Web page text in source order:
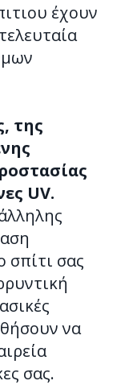
έχουν
της
UV.
σας
να
σας.